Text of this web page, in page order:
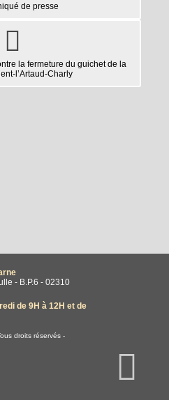
de presse
la fermeture du guichet de la
l’Artaud-Charly
- B.P.6 - 02310
de 9H à 12H et de
droits réservés -